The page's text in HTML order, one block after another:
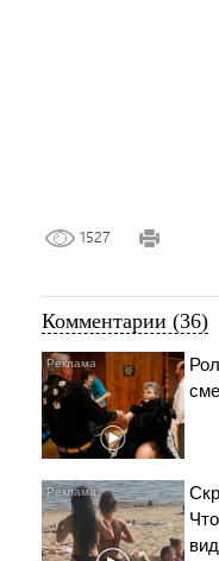
1527
Комментарии (36)